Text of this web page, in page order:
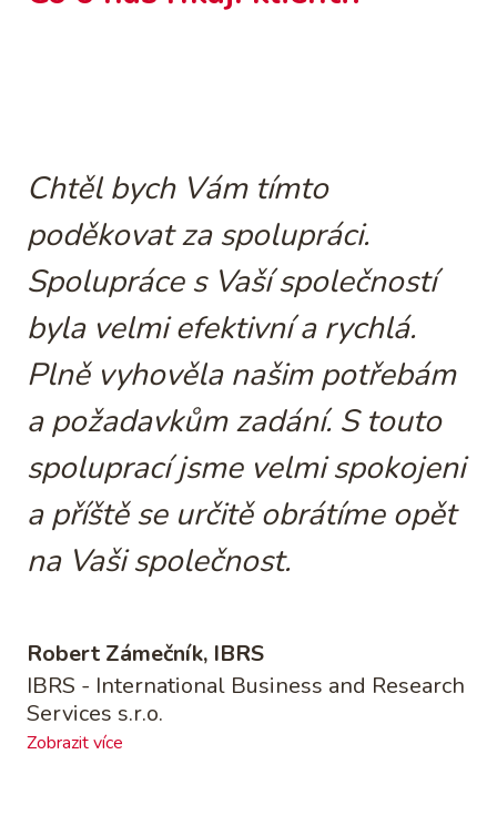
Chtěl bych Vám tímto
poděkovat za spolupráci.
Spolupráce s Vaší společností
byla velmi efektivní a rychlá.
Plně vyhověla našim potřebám
a požadavkům zadání. S touto
spoluprací jsme velmi spokojeni
a příště se určitě obrátíme opět
na Vaši společnost.
Robert Zámečník, IBRS
IBRS - International Business and Research
Services s.r.o.
Zobrazit více